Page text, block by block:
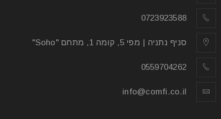
0723923588
סניף נתניה | מפי 5, קומה 1, מתחם "Soho"
0559704262
info@comfi.co.il